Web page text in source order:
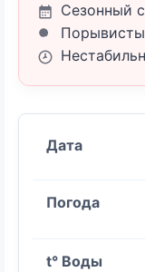
Сезонный